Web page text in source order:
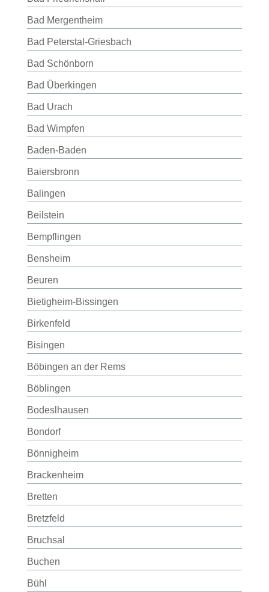
Bad Mergentheim
Bad Peterstal-Griesbach
Bad Schönborn
Bad Überkingen
Bad Urach
Bad Wimpfen
Baden-Baden
Baiersbronn
Balingen
Beilstein
Bempflingen
Bensheim
Beuren
Bietigheim-Bissingen
Birkenfeld
Bisingen
Böbingen an der Rems
Böblingen
Bodeslhausen
Bondorf
Bönnigheim
Brackenheim
Bretten
Bretzfeld
Bruchsal
Buchen
Bühl